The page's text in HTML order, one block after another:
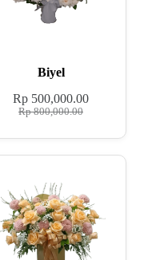
Biyel
Rp800,000.00
Rp 500,000.00